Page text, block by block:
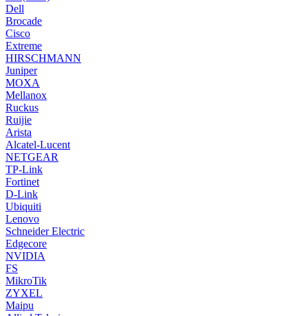
Dell
Brocade
Cisco
Extreme
HIRSCHMANN
Juniper
MOXA
Mellanox
Ruckus
Ruijie
Arista
Alcatel-Lucent
NETGEAR
TP-Link
Fortinet
D-Link
Ubiquiti
Lenovo
Schneider Electric
Edgecore
NVIDIA
FS
MikroTik
ZYXEL
Maipu